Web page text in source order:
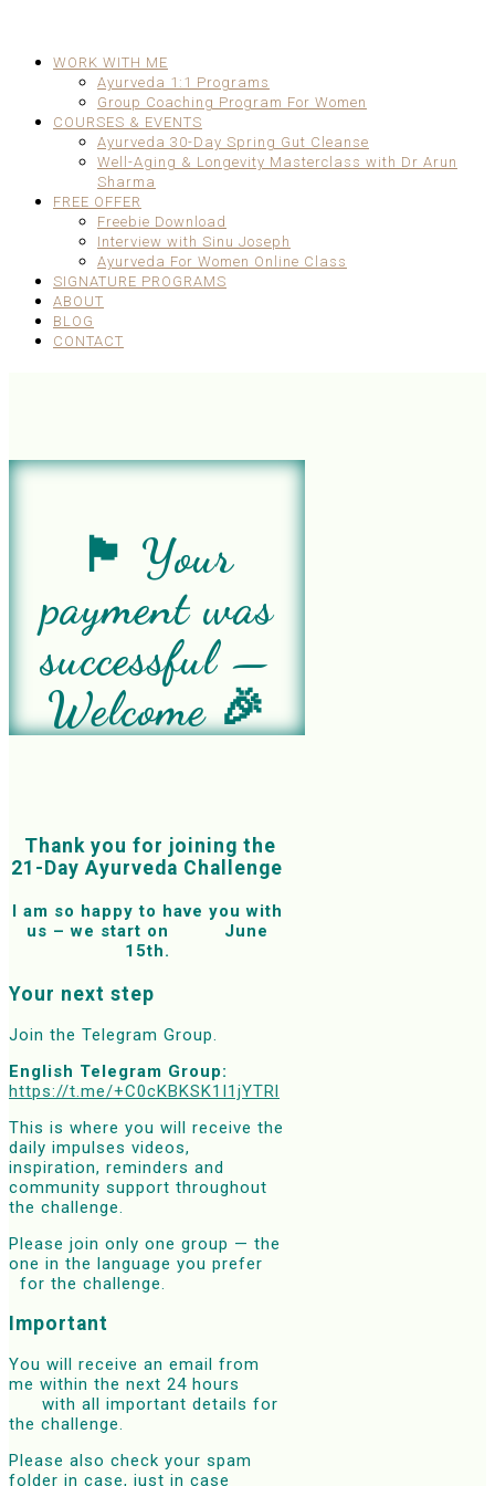
WORK WITH ME
Ayurveda 1:1 Programs
Group Coaching Program For Women
COURSES & EVENTS
Ayurveda 30-Day Spring Gut Cleanse
Well-Aging & Longevity Masterclass with Dr Arun
Sharma
FREE OFFER
Freebie Download
Interview with Sinu Joseph
Ayurveda For Women Online Class
SIGNATURE PROGRAMS
ABOUT
BLOG
CONTACT
🏴󠁧󠁢󠁥󠁮󠁧󠁿 Your
payment was
successful —
Welcome 🎉
Thank you for joining the
21-Day Ayurveda Challenge
I am so happy to have you with
us – we start on June
15th.
Your next step
Join the Telegram Group.
English Telegram Group:
https://t.me/+C0cKBKSK1I1jYTRl
This is where you will receive the
daily impulses videos,
inspiration, reminders and
community support throughout
the challenge.
Please join only one group — the
one in the language you prefer
for the challenge.
Important
You will receive an email from
me within the next 24 hours
with all important details for
the challenge.
Please also check your spam
folder in case, just in case